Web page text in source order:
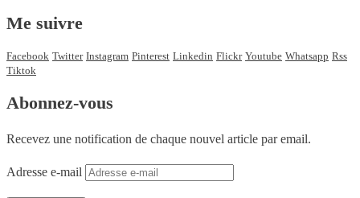
Me suivre
Facebook Twitter Instagram Pinterest Linkedin Flickr Youtube Whatsapp Rss
Tiktok
Abonnez-vous
Recevez une notification de chaque nouvel article par email.
Adresse e-mail